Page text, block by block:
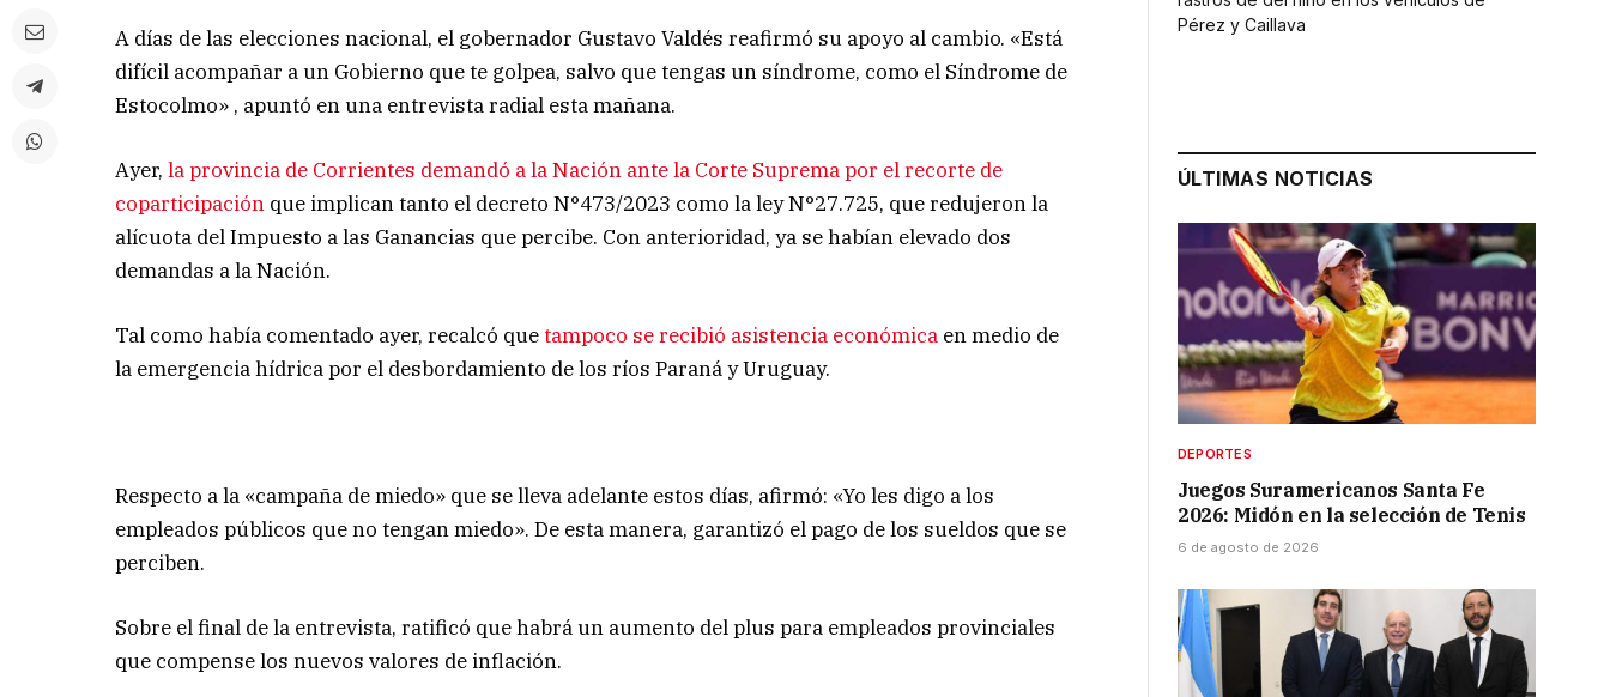
A días de las elecciones nacional, el gobernador Gustavo Valdés reafirmó su apoyo al cambio. «Está
difícil acompañar a un Gobierno que te golpea, salvo que tengas un síndrome, como el Síndrome de
Estocolmo» , apuntó en una entrevista radial esta mañana.
Ayer,la provincia de Corrientes demandó a la Nación ante la Corte Suprema por el recorte de
coparticipación que implican tanto el decreto N°473/2023 como la ley N°27.725, que redujeron la
alícuota del Impuesto a las Ganancias que percibe. Con anterioridad, ya se habían elevado dos
demandas a la Nación.
Tal como había comentado ayer, recalcó quetampoco se recibió asistencia económica en medio de
la emergencia hídrica por el desbordamiento de los ríos Paraná y Uruguay.
Respecto a la «campaña de miedo» que se lleva adelante estos días, afirmó: «Yo les digo a los
empleados públicos que no tengan miedo». De esta manera, garantizó el pago de los sueldos que se
perciben.
Sobre el final de la entrevista, ratificó que habrá un aumento del plus para empleados provinciales
que compense los nuevos valores de inflación.
Pérez y Caillava
ÚLTIMAS NOTICIAS
DEPORTES
Juegos Suramericanos Santa Fe
2026: Midón en la selección de Tenis
6 de agosto de 2026